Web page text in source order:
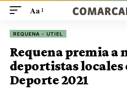
Aa
REQUENA - UTIEL
Requena premia a
deportistas locales
Deporte 2021